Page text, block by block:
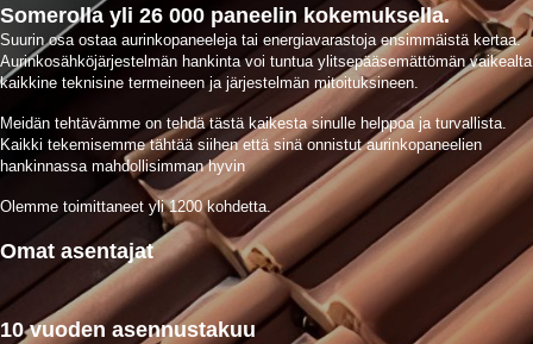
Somerolla yli 26 000 paneelin kokemuksella.
Suurin osa ostaa aurinkopaneeleja tai energiavarastoja ensimmäistä kertaa.
Aurinkosähköjärjestelmän hankinta voi tuntua ylitsepääsemättömän vaikealta
kaikkine teknisine termeineen ja järjestelmän mitoituksineen.
Meidän tehtävämme on tehdä tästä kaikesta sinulle helppoa ja turvallista.
Kaikki tekemisemme tähtää siihen että sinä onnistut aurinkopaneelien
hankinnassa mahdollisimman hyvin
Olemme toimittaneet yli 1200 kohdetta.
Omat asentajat
10 vuoden asennustakuu